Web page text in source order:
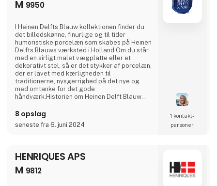
M 9950
I Heinen Delfts Blauw kollektionen finder du
det billedskønne, finurlige og til tider
humoristiske porcelæn som skabes på Heinen
Delfts Blauws værksted i Holland.Om du står
med en sirligt malet vægplatte eller et
dekorativt stel, så er det stykker af porcelæn,
der er lavet med kærligheden til
traditionerne, nysgerrighed på det nye og
med omtanke for det gode
håndværk.Historien om Heinen Delft Blauw
virksomheden i et lille værksted i byen Putten,
Holland. Inspireret af den traditionelle
hollandske keramik, som har rødder tilbage til
8 opslag
seneste fra 6. juni 2024
1 kontakt­
personer
HENRIQUES APS
M 9812